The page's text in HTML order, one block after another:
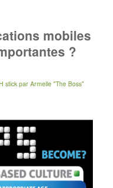
mobiles
?
stick par Armelle "The Boss"